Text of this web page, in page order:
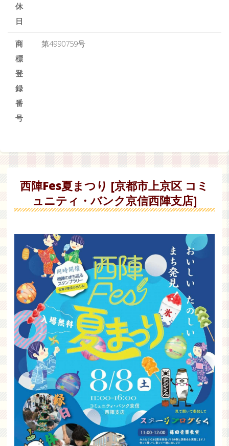
休
日
商
標
登
録
番
号
第4990759号
西陣Fes夏まつり [京都市上京区 コミ
ュニティ・バンク京信西陣支店]